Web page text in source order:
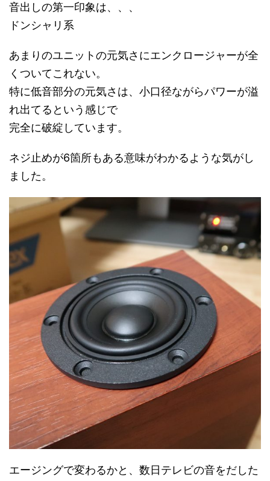
音出しの第一印象は、、、
ドンシャリ系
あまりのユニットの元気さにエンクロージャーが全
くついてこれない。
特に低音部分の元気さは、小口径ながらパワーが溢
れ出てるという感じで
完全に破綻しています。
ネジ止めが6箇所もある意味がわかるような気がし
ました。
エージングで変わるかと、数日テレビの音をだした